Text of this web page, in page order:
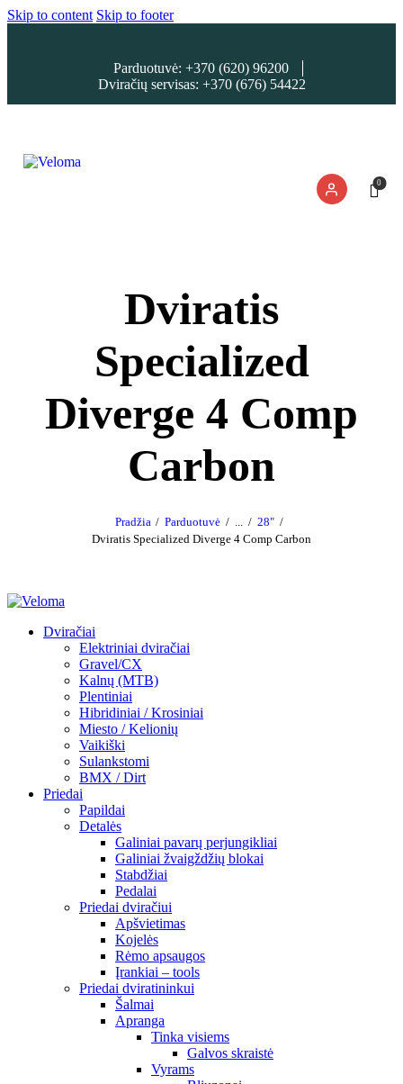
Skip to content Skip to footer
Parduotuvė: +370 (620) 96200
Dviračių servisas: +370 (676) 54422
0
Dviratis
Specialized
Diverge 4 Comp
Carbon
Pradžia Parduotuvė ...
28"
Dviratis Specialized Diverge 4 Comp Carbon
Dviračiai
Elektriniai dviračiai
Gravel/CX
Kalnų (MTB)
Plentiniai
Hibridiniai / Krosiniai
Miesto / Kelionių
Vaikiški
Sulankstomi
BMX / Dirt
Priedai
Papildai
Detalės
Galiniai pavarų perjungikliai
Galiniai žvaigždžių blokai
Stabdžiai
Pedalai
Priedai dviračiui
Apšvietimas
Kojelės
Rėmo apsaugos
Įrankiai – tools
Priedai dviratininkui
Šalmai
Apranga
Tinka visiems
Galvos skraistė
Vyrams